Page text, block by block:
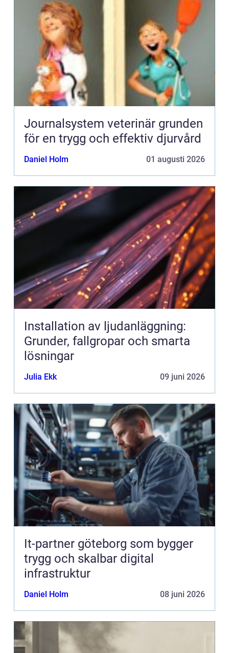
Journalsystem veterinär grunden
för en trygg och effektiv djurvård
Daniel Holm 01 augusti 2026
Installation av ljudanläggning:
Grunder, fallgropar och smarta
lösningar
Julia Ekk 09 juni 2026
It-partner göteborg som bygger
trygg och skalbar digital
infrastruktur
Daniel Holm 08 juni 2026